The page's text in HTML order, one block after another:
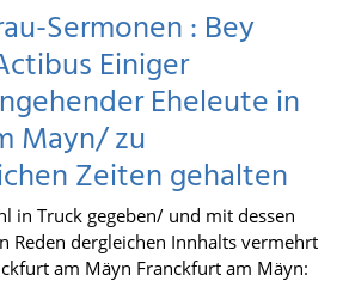
Sermonen : Bey
Einiger
Eheleute in
Mayn/ zu
Zeiten gehalten
in Truck gegeben/ und mit dessen
Reden dergleichen Innhalts vermehrt
am Mäyn Franckfurt am Mäyn: